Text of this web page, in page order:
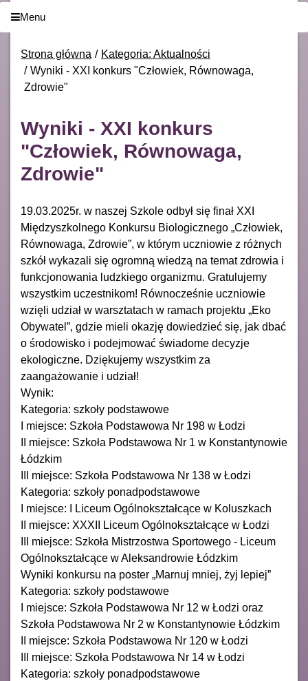
Menu
Strona główna
Kategoria: Aktualności
Wyniki - XXI konkurs "Człowiek, Równowaga,
Zdrowie"
Wyniki - XXI konkurs
"Człowiek, Równowaga,
Zdrowie"
19.03.2025r. w naszej Szkole odbył się finał XXI
Międzyszkolnego Konkursu Biologicznego „Człowiek,
Równowaga, Zdrowie”, w którym uczniowie z różnych
szkół wykazali się ogromną wiedzą na temat zdrowia i
funkcjonowania ludzkiego organizmu. Gratulujemy
wszystkim uczestnikom! Równocześnie uczniowie
wzięli udział w warsztatach w ramach projektu „Eko
Obywatel”, gdzie mieli okazję dowiedzieć się, jak dbać
o środowisko i podejmować świadome decyzje
ekologiczne. Dziękujemy wszystkim za
zaangażowanie i udział!
Wynik:
Kategoria: szkoły podstawowe
I miejsce: Szkoła Podstawowa Nr 198 w Łodzi
II miejsce: Szkoła Podstawowa Nr 1 w Konstantynowie
Łódzkim
III miejsce: Szkoła Podstawowa Nr 138 w Łodzi
Kategoria: szkoły ponadpodstawowe
I miejsce: I Liceum Ogólnokształcące w Koluszkach
II miejsce: XXXII Liceum Ogólnokształcące w Łodzi
III miejsce: Szkoła Mistrzostwa Sportowego - Liceum
Ogólnokształcące w Aleksandrowie Łódzkim
Wyniki konkursu na poster „Marnuj mniej, żyj lepiej”
Kategoria: szkoły podstawowe
I miejsce: Szkoła Podstawowa Nr 12 w Łodzi oraz
Szkoła Podstawowa Nr 2 w Konstantynowie Łódzkim
II miejsce: Szkoła Podstawowa Nr 120 w Łodzi
III miejsce: Szkoła Podstawowa Nr 14 w Łodzi
Kategoria: szkoły ponadpodstawowe